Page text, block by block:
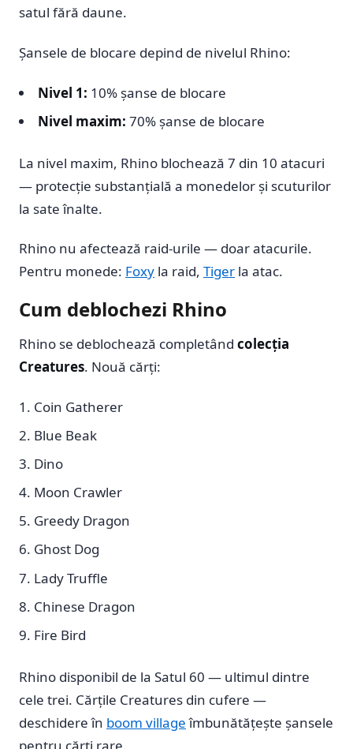
satul fără daune.
Șansele de blocare depind de nivelul Rhino:
Nivel 1: 10% șanse de blocare
Nivel maxim: 70% șanse de blocare
La nivel maxim, Rhino blochează 7 din 10 atacuri
— protecție substanțială a monedelor și scuturilor
la sate înalte.
Rhino nu afectează raid-urile — doar atacurile.
Pentru monede: Foxy la raid, Tiger la atac.
Cum deblochezi Rhino
Rhino se deblochează completând colecția
Creatures. Nouă cărți:
Coin Gatherer
Blue Beak
Dino
Moon Crawler
Greedy Dragon
Ghost Dog
Lady Truffle
Chinese Dragon
Fire Bird
Rhino disponibil de la Satul 60 — ultimul dintre
cele trei. Cărțile Creatures din cufere —
deschidere în boom villageîmbunătățește șansele